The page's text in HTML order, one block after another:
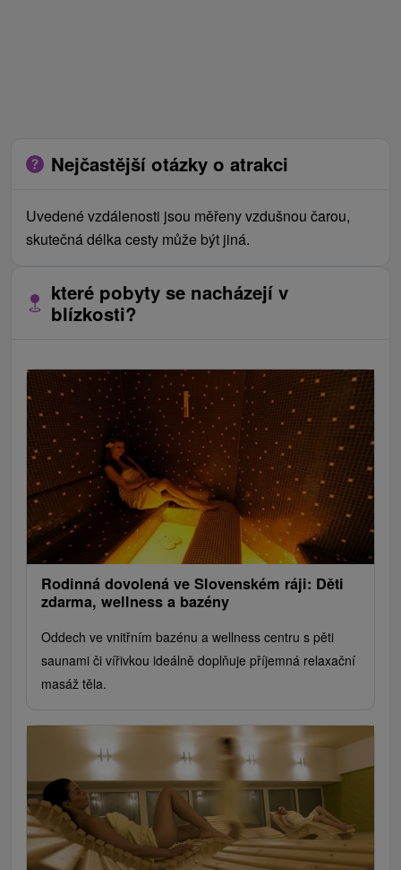
Nejčastější otázky o atrakci
Uvedené vzdálenosti jsou měřeny vzdušnou čarou,
skutečná délka cesty může být jiná.
které pobyty se nacházejí v
blízkosti?
Rodinná dovolená ve Slovenském ráji: Děti
zdarma, wellness a bazény
Oddech ve vnitřním bazénu a wellness centru s pěti
saunami či vířivkou ideálně doplňuje příjemná relaxační
masáž těla.